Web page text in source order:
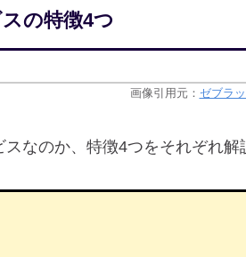
の特徴4つ
画像引用元： ゼブラ
なのか、特徴4つをそれぞれ解